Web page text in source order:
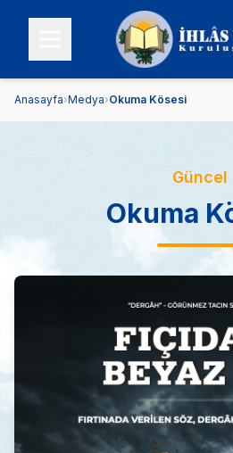
Anasayfa›Medya›Okuma Kösesi
Güncel
Okuma